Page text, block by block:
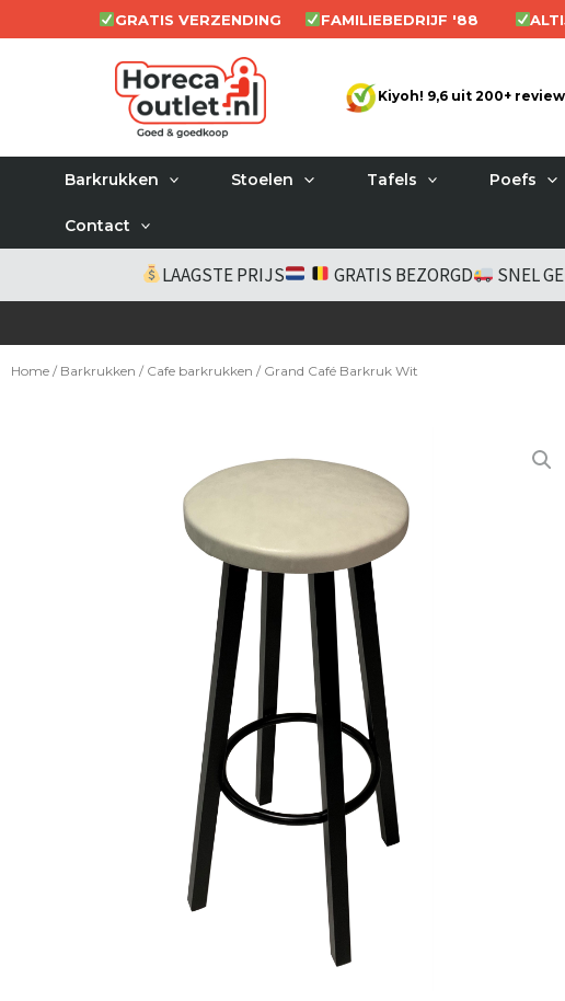
naar
GRATIS VERZENDING FAMILIEBEDRIJF '88
Kiyoh! 9,6 uit 200+
Barkrukken Stoelen Tafels Poefs
Contact
LAAGSTE PRIJS GRATIS BEZORGD SNEL
Home / Barkrukken / Cafe barkrukken / Grand Café Barkruk Wit